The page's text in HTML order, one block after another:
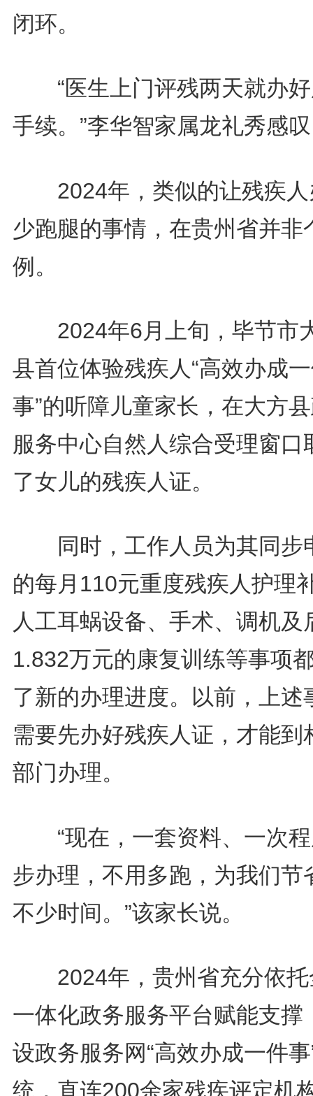
闭环。
“医生上门评残两天就办好
手续。”李华智家属龙礼秀感
2024年，类似的让残疾人
少跑腿的事情，在贵州省并非
例。
2024年6月上旬，毕节市
县首位体验残疾人“高效办成
事”的听障儿童家长，在大方
服务中心自然人综合受理窗口
了女儿的残疾人证。
同时，工作人员为其同步
的每月110元重度残疾人护理
人工耳蜗设备、手术、调机及
1.832万元的康复训练等事项
了新的办理进度。以前，上述
需要先办好残疾人证，才能到
部门办理。
“现在，一套资料、一次程
步办理，不用多跑，为我们节
不少时间。”该家长说。
2024年，贵州省充分依托
一体化政务服务平台赋能支撑
设政务服务网“高效办成一件事
统，直连200余家残疾评定机